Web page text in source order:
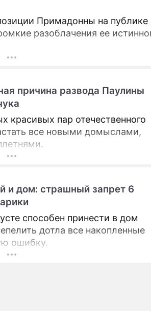
СТИЛЬ ЖИЗНИ
ПРЕСС-РЕЛИЗЫ
О ПРОЕКТЕ
Примадонны на публике
разоблачения ее
причина развода Паулины
красивых пар отечественного
все новыми домыслами,
и дом: страшный запрет 6
способен принести в дом
дотла все накопленные
ошибку.